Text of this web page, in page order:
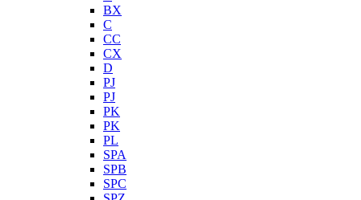
BX
C
CC
CX
D
PJ
PJ
PK
PK
PL
SPA
SPB
SPC